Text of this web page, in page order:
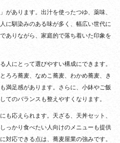
があります。出汁を使ったつゆ、薬味、
に馴染みのある味が多く、幅広い世代に
ありながら、家庭的で落ち着いた印象を
人にとって選びやすい構成にできます。
ろろ蕎麦、なめこ蕎麦、わかめ蕎麦、き
満足感があります。さらに、小鉢やご飯
てのバランスも整えやすくなります。
も応えられます。天ざる、天丼セット、
っかり食べたい人向けのメニューも提供
対応できる点は、蕎麦屋業の強みです。